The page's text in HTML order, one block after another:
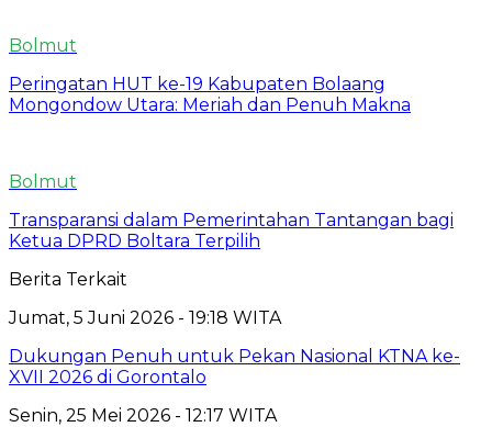
Bolmut
Peringatan HUT ke-19 Kabupaten Bolaang
Mongondow Utara: Meriah dan Penuh Makna
Bolmut
Transparansi dalam Pemerintahan Tantangan bagi
Ketua DPRD Boltara Terpilih
Berita Terkait
Jumat, 5 Juni 2026 - 19:18 WITA
Dukungan Penuh untuk Pekan Nasional KTNA ke-
XVII 2026 di Gorontalo
Senin, 25 Mei 2026 - 12:17 WITA